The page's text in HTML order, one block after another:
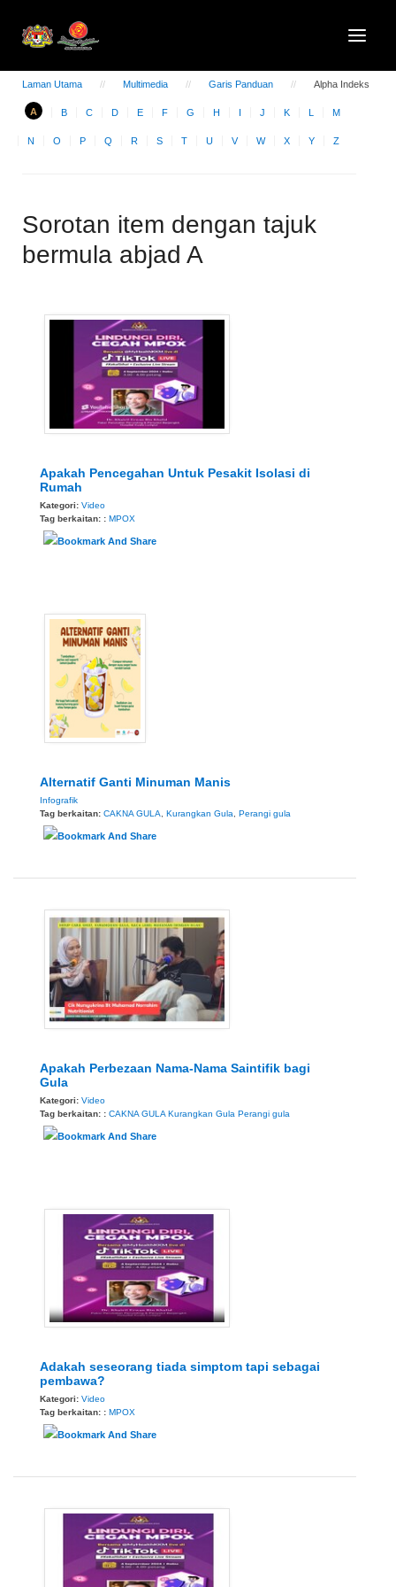
Laman Utama Multimedia Garis Panduan Alpha Indeks
A B C D E F G H I J K L M
N O P Q R S T U V W X Y Z
Sorotan item dengan tajuk
bermula abjad A
Apakah Pencegahan Untuk Pesakit Isolasi di
Rumah
Kategori: Video
Tag berkaitan: : MPOX
Alternatif Ganti Minuman Manis
Infografik
Tag berkaitan: CAKNA GULA Kurangkan Gula Perangi gula
Apakah Perbezaan Nama-Nama Saintifik bagi
Gula
Kategori: Video
Tag berkaitan: : CAKNA GULA Kurangkan Gula Perangi gula
Adakah seseorang tiada simptom tapi sebagai
pembawa?
Kategori: Video
Tag berkaitan: : MPOX